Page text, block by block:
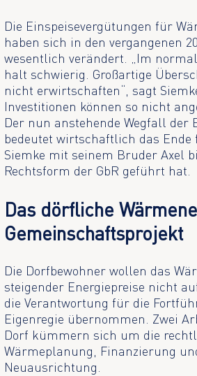
Die Einspeisevergütungen für
haben sich in den vergangenen
wesentlich verändert. „Im
halt schwierig. Großartige
nicht erwirtschaften“, sagt
Investitionen können so nicht
Der nun anstehende Wegfall der
bedeutet wirtschaftlich das Ende
Siemke mit seinem Bruder Axel
Rechtsform der GbR geführt hat.
Das dörfliche
Gemeinschaftsprojekt
Die Dorfbewohner wollen das
steigender Energiepreise nicht
die Verantwortung für die
Eigenregie übernommen. Zwei
Dorf kümmern sich um die
Wärmeplanung, Finanzierung
Neuausrichtung.